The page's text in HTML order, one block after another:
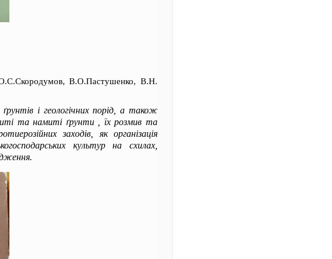
В.О.Пастушенко, В.Н.
і геологічних порід, а також
та намиті ґрунти , їх розмив та
заходів, як організація
культур на схилах,